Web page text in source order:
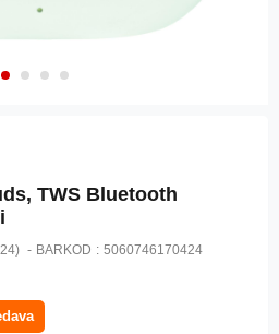
TWS Bluetooth
BARKOD : 5060746170424